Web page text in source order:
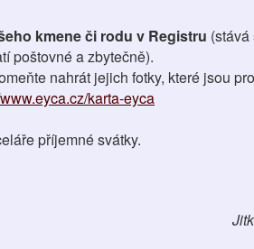
kmene či rodu v Registru
poštovné a zbytečně).
nahrát jejich fotky, které jsou
karta-eyca
příjemné svátky.